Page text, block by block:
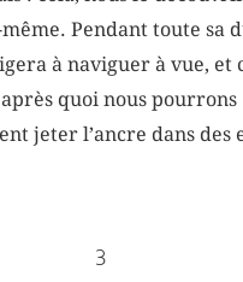
Pendant toute sa
à naviguer à vue, et
quoi nous pourrons
jeter l’ancre dans des
3